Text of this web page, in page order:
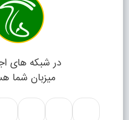
در شبکه های
میزبان شما